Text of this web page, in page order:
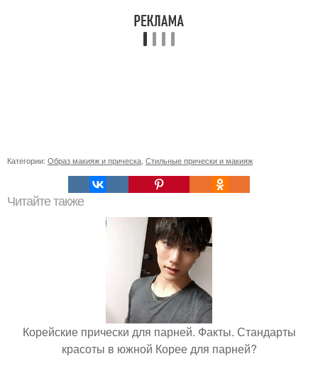
Категории: Образ макияж и прическа Стильные прически и макияж
Читайте также
Корейские прически для парней. Факты. Стандарты
красоты в южной Корее для парней?